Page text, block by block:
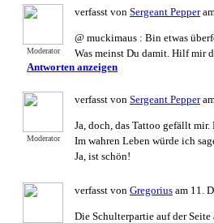
Moderator
verfasst von Sergeant Pepper
@ muckimaus : Bin etwas
Was meinst Du damit. Hilf mir
Antworten anzeigen
Moderator
verfasst von Sergeant Pepper
Ja, doch, das Tattoo gefällt mir.
Im wahren Leben würde ich
Ja, ist schön!
verfasst von Gregorius am 11.
Die Schulterpartie auf der